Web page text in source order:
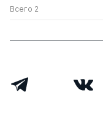
Всего 2